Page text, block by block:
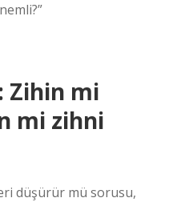
Zihin mi
mi zihni
düşürür mü sorusu,